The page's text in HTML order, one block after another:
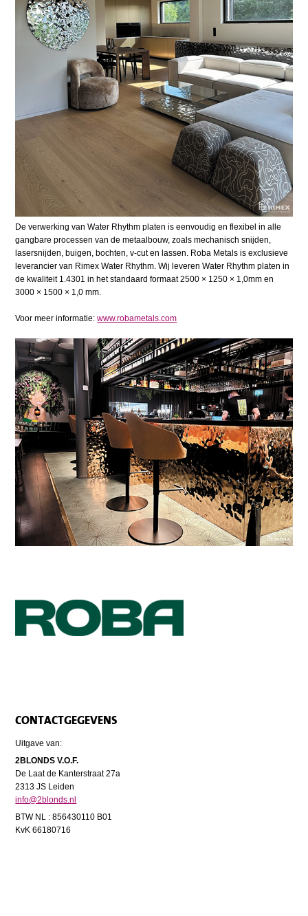
De verwerking van Water Rhythm platen is eenvoudig en flexibel in alle
gangbare processen van de metaalbouw, zoals mechanisch snijden,
lasersnijden, buigen, bochten, v-cut en lassen. Roba Metals is exclusieve
leverancier van Rimex Water Rhythm. Wij leveren Water Rhythm platen in
de kwaliteit 1.4301 in het standaard formaat 2500 × 1250 × 1,0mm en
3000 × 1500 × 1,0 mm.
Voor meer informatie:www.robametals.com
CONTACTGEGEVENS
Uitgave van:
2BLONDS V.O.F.
De Laat de Kanterstraat 27a
2313 JS Leiden
info@2blonds.nl
BTW NL : 856430110 B01
KvK 66180716